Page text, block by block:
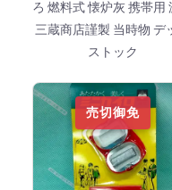
ろ 燃料式 懐炉灰 携帯用
三蔵商店謹製 当時物 デ
ストック
売切御免